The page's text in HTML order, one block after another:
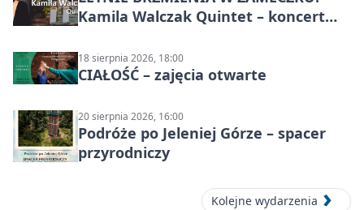
Kamila Walczak Quintet – koncert
18 sierpnia 2026, 18:00
CIAŁOŚĆ – zajęcia otwarte
20 sierpnia 2026, 16:00
Podróże po Jeleniej Górze – spacer
przyrodniczy
Kolejne wydarzenia